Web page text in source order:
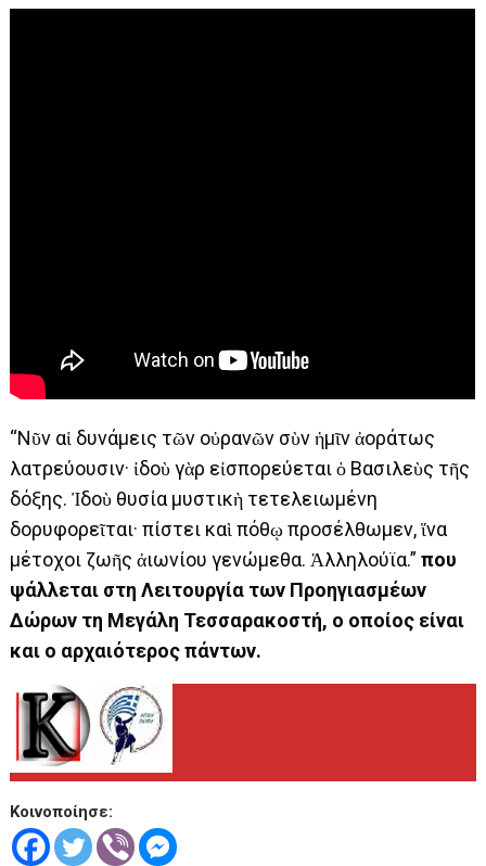
“Νῦν αἱ δυνάμεις τῶν οὐρανῶν σὺν ἡμῖν ἀοράτως
λατρεύουσιν· ἰδοὺ γὰρ εἰσπορεύεται ὁ Βασιλεὺς τῆς
δόξης. Ἰδοὺ θυσία μυστικὴ τετελειωμένη
δορυφορεῖται· πίστει καὶ πόθῳ προσέλθωμεν, ἵνα
μέτοχοι ζωῆς ἀιωνίου γενώμεθα. Ἀλληλούϊα.”που
ψάλλεται στη Λειτουργία των Προηγιασμέων
Δώρων τη Μεγάλη Τεσσαρακοστή, ο οποίος είναι
και ο αρχαιότερος πάντων.
Κοινοποίησε: